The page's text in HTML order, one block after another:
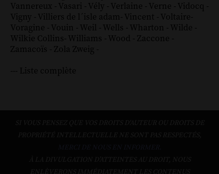
Vannereux - Vasari - Vély - Verlaine - Verne - Vidocq -
Vigny - Villiers de l´isle adam- Vincent - Voltaire-
Voragine - Vouin - Weil - Wells - Wharton - Wilde -
Wilkie Collins- Williams - Wood - Zaccone -
Zamacoïs - Zola Zweig -
--- Liste complète